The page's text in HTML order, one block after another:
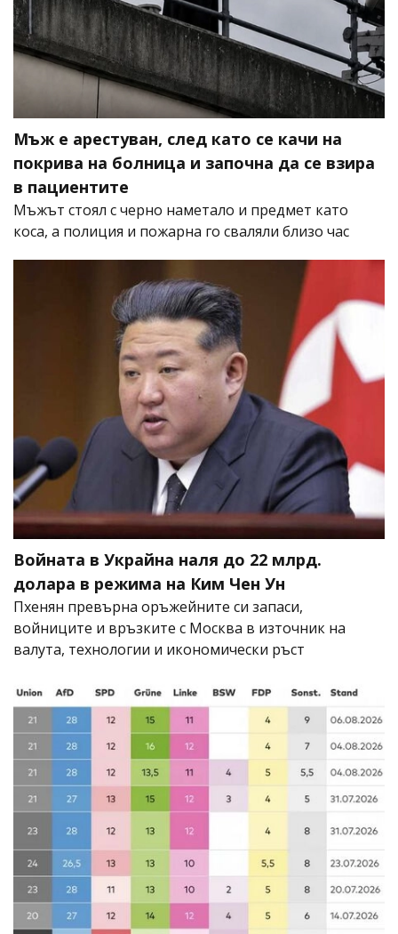
Мъж е арестуван, след като се качи на
покрива на болница и започна да се взира
в пациентите
Мъжът стоял с черно наметало и предмет като
коса, а полиция и пожарна го сваляли близо час
Войната в Украйна наля до 22 млрд.
долара в режима на Ким Чен Ун
Пхенян превърна оръжейните си запаси,
войниците и връзките с Москва в източник на
валута, технологии и икономически ръст